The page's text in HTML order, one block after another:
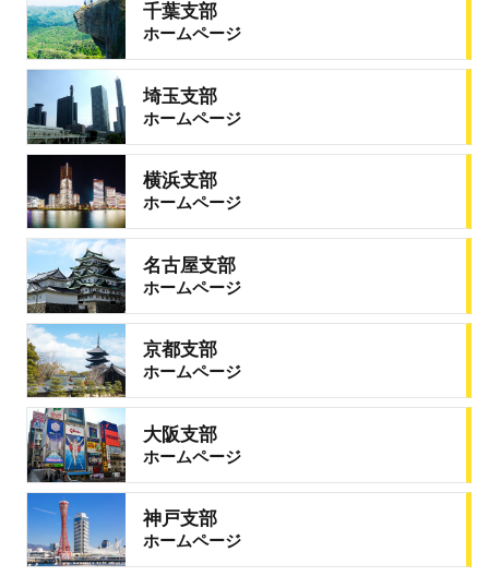
千葉支部
ホームページ
埼玉支部
ホームページ
横浜支部
ホームページ
名古屋支部
ホームページ
京都支部
ホームページ
大阪支部
ホームページ
神戸支部
ホームページ